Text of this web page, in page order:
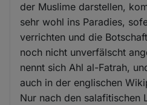
der Muslime darstellen,
sehr wohl ins Paradies,
verrichten und die
noch nicht unverfälscht
nennt sich Ahl al-Fatrah,
auch in der englischen
Nur nach den salafitischen